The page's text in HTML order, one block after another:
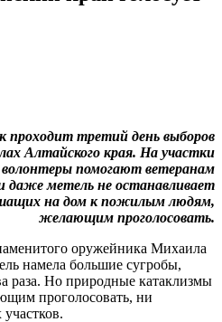
проходит третий день выборов
Алтайского края. На участки
помогают ветеранам
метель не останавливает
на дом к пожилым людям,
желающим проголосовать.
оружейника Михаила
намела большие сугробы,
раза. Но природные катаклизмы
проголосовать, ни